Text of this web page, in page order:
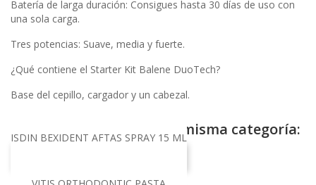
Batería de larga duración: Consigues hasta 30 días de uso con
una sola carga.
Tres potencias: Suave, media y fuerte.
¿Qué contiene el Starter Kit Balene DuoTech?
Base del cepillo, cargador y un cabezal.
16 otros productos en la misma categoría:
ISDIN BEXIDENT AFTAS SPRAY 15 ML